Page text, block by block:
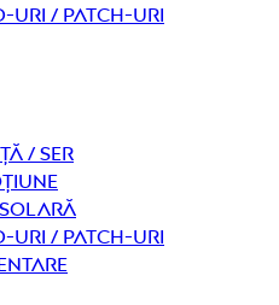
uri / Patch-uri
/ Ser
uri / Patch-uri